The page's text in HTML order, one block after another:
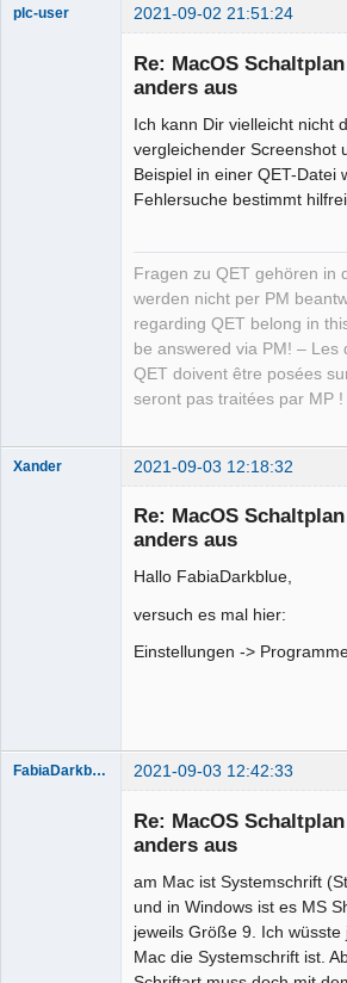
plc-user 2021-09-02 21:51:24
Re: MacOS
anders aus
Ich kann Dir vielleicht nicht
vergleichender Screenshot
Beispiel in einer QET-Datei
Fehlersuche bestimmt
Fragen zu QET gehören in
werden nicht per PM
regarding QET belong in
be answered via PM! – Les
QET doivent être posées
seront pas traitées par MP !
Xander 2021-09-03 12:18:32
Re: MacOS
anders aus
Hallo FabiaDarkblue,
versuch es mal hier:
Einstellungen ->
FabiaDarkblue 2021-09-03 12:42:33
Re: MacOS
anders aus
am Mac ist Systemschrift
und in Windows ist es MS
jeweils Größe 9. Ich wüsste
Mac die Systemschrift ist.